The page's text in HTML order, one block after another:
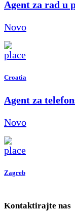
Agent za rad u
Novo
Croatia
Agent za
Novo
Zagreb
Kontaktirajte nas